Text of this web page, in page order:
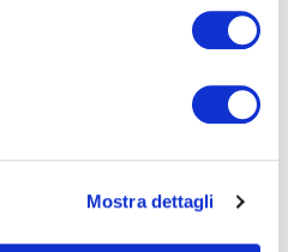
Mostra dettagli
MAGAZINE